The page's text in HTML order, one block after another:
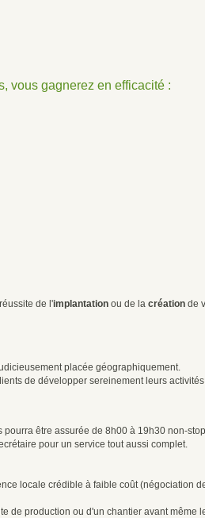
vous gagnerez en efficacité :
de l'implantation ou de la création de
placée géographiquement.
de développer sereinement leurs
être assurée de 8h00 à 19h30 non-stop
pour un service tout aussi complet.
locale crédible à faible coût (négociation
de production ou d'un chantier avant même